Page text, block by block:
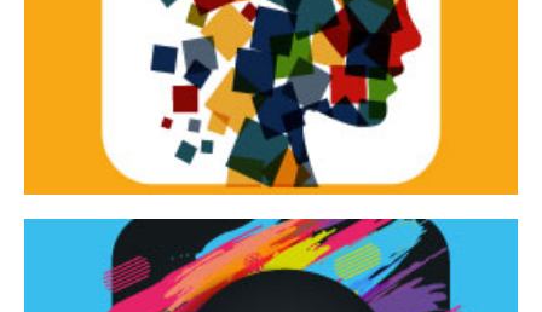
Tracce dinamiche
Tracce Dinamiche è una rassegna di teatro
d’innovazione e sperimentale.